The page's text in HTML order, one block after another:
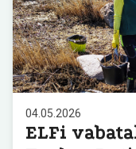
04.05.2026
ELFi